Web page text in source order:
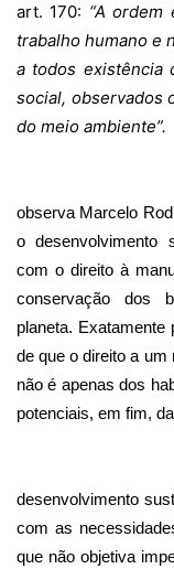
art. 170: “A ordem
trabalho humano e
a todos existência
social, observados
do meio ambiente”.
observa Marcelo
o desenvolvimento
com o direito à
conservação dos
planeta.
de que o direito a um
não é apenas dos
potenciais, em fim,
desenvolvimento
com as
que não objetiva